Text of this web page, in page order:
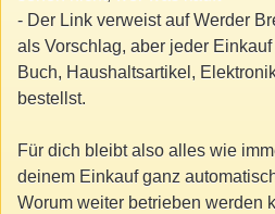
- Der Link verweist auf Werder
als Vorschlag, aber jeder
Buch, Haushaltsartikel,
bestellst.
Für dich bleibt also alles wie
deinem Einkauf ganz
Worum weiter betrieben werden